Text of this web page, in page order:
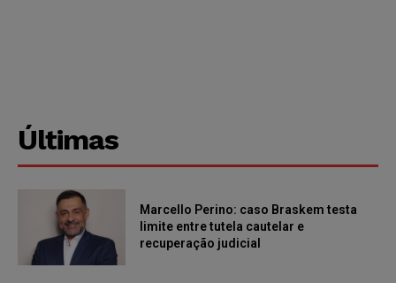
Últimas
Marcello Perino: caso Braskem testa
limite entre tutela cautelar e
recuperação judicial